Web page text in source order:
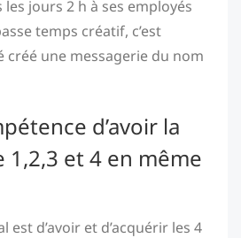
jours 2 h à ses employés
temps créatif, c’est
créé une messagerie du nom
d’avoir la
1,2,3 et 4 en même
est d’avoir et d’acquérir les 4